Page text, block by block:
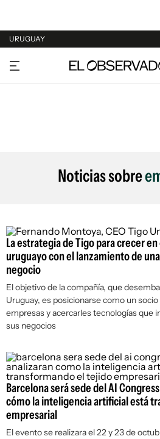
URUGUAY
URUGUAY
ARGENTINA
Noticias sobre
La estrategia de Tigo para crecer
uruguayo con el lanzamiento de
negocio
El objetivo de la compañía, que
Uruguay, es posicionarse como un
empresas y acercarles tecnologías que
sus negocios
Barcelona será sede del AI
cómo la inteligencia artificial está
empresarial
El evento se realizara el 22 y 23 de